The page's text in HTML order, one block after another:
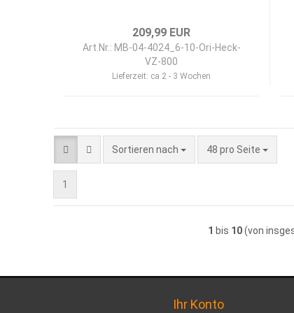
209,99 EUR
Art.Nr.: MB-04-4024_6-10-Ori-Heck-
VZ-800
Lieferzeit: ca 2 - 3 Wochen
Sortieren nach
Sortieren nach 48 pro Seite
pro Seite
1
1 bis 10(von
Ihr Konto